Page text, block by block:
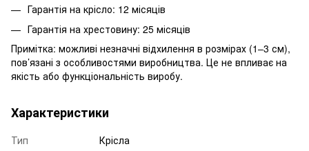
Гарантія на крісло: 12 місяців
Гарантія на хрестовину: 25 місяців
Примітка: можливі незначні відхилення в розмірах (1–3 см),
пов’язані з особливостями виробництва. Це не впливає на
якість або функціональність виробу.
Характеристики
Тип
Крісла